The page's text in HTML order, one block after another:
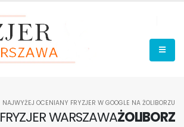
FRYZJER WARSZAWAŻOLIBORZ
NAJWYŻEJ OCENIANY FRYZJER W GOOGLE NA ŻOLIBORZU